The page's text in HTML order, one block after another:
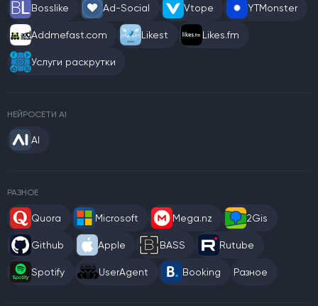
Bosslike Ad-Social Vtope YTMonster
Addmefast.com Likest Likes.fm
Услуги раскрутки
НЕЙРОСЕТИ AI
AI
РАЗНОЕ
Quora Microsoft Mega.nz 2Gis
Github Apple BASS Rutube
Spotify UserAgent Booking Разное